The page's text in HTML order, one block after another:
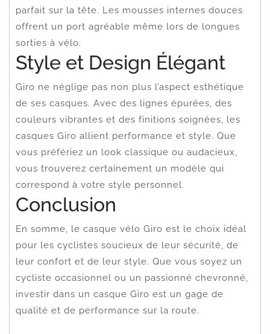
parfait sur la tête. Les mousses internes douces
offrent un port agréable même lors de longues
sorties à vélo.
Style et Design Élégant
Giro ne néglige pas non plus l’aspect esthétique
de ses casques. Avec des lignes épurées, des
couleurs vibrantes et des finitions soignées, les
casques Giro allient performance et style. Que
vous préfériez un look classique ou audacieux,
vous trouverez certainement un modèle qui
correspond à votre style personnel.
Conclusion
En somme, le casque vélo Giro est le choix idéal
pour les cyclistes soucieux de leur sécurité, de
leur confort et de leur style. Que vous soyez un
cycliste occasionnel ou un passionné chevronné,
investir dans un casque Giro est un gage de
qualité et de performance sur la route.